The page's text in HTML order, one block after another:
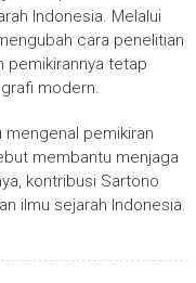
Indonesia. Melalui
cara penelitian
pemikirannya tetap
modern.
mengenal pemikiran
membantu menjaga
kontribusi Sartono
ilmu sejarah Indonesia.